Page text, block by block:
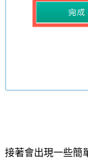
接著會出現一些簡